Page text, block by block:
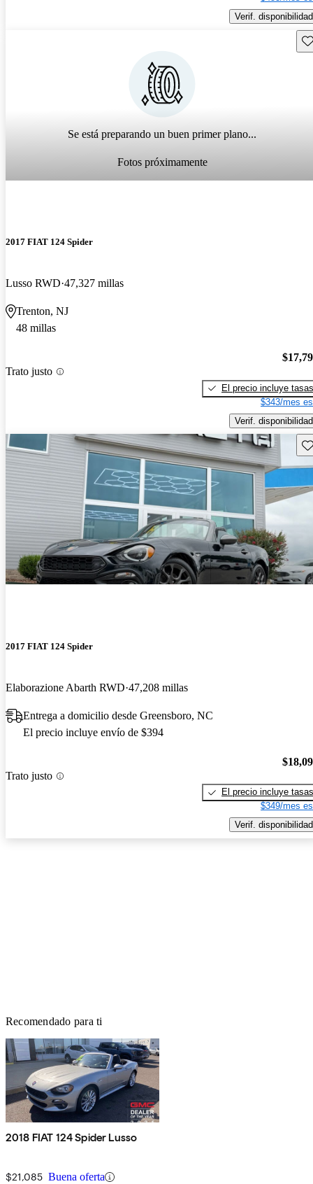
Verif. disponibilidad
Se está preparando un buen primer plano...
Fotos próximamente
2017 FIAT 124 Spider
Lusso RWD 47,327 millas
Trenton, NJ
48 millas
Trato justo
El precio incluye tasas
$343/mes
Verif. disponibilidad
2017 FIAT 124 Spider
Elaborazione Abarth RWD 47,208 millas
Entrega a domicilio desde Greensboro, NC
El precio incluye envío de $394
Trato justo
El precio incluye tasas
$349/mes
Verif. disponibilidad
Recomendado para ti
2018 FIAT 124 Spider Lusso
$21,085 Buena oferta